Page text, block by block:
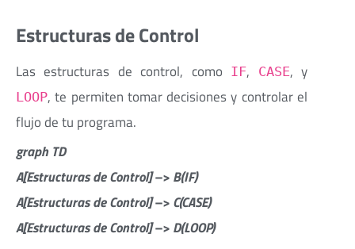
Estructuras de Control
Las estructuras de control, como IF, CASE, y
LOOP, te permiten tomar decisiones y controlar el
flujo de tu programa.
graph TD
A[Estructuras de Control] –> B(IF)
A[Estructuras de Control] –> C(CASE)
A[Estructuras de Control] –> D(LOOP)